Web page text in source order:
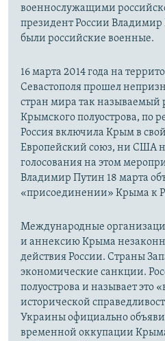
военнослужащими
президент России Владимир
были российские военные.
16 марта 2014 года на
Севастополя прошел
стран мира так называемый
Крымского полуострова, по
Россия включила Крым в
Европейский союз, ни США
голосования на этом
Владимир Путин 18 марта
«присоединении» Крыма к
Международные
и аннексию Крыма
действия России. Страны
экономические санкции.
полуострова и называет это
исторической
Украины официально
временной оккупации